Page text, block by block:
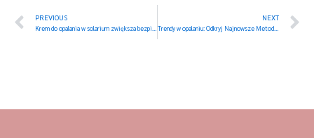
Prev
PREVIOUS NEXT
Trendy w opalaniu: Odkryj Najnowsze Metody i Techniki